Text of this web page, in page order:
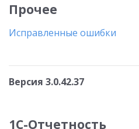
Прочее
Исправленные ошибки
Версия 3.0.42.37
1С-Отчетность